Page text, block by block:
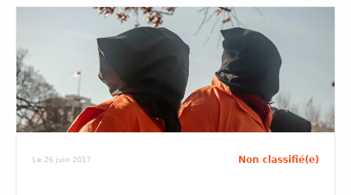
Le 26 juin 2017 Non classifié(e)